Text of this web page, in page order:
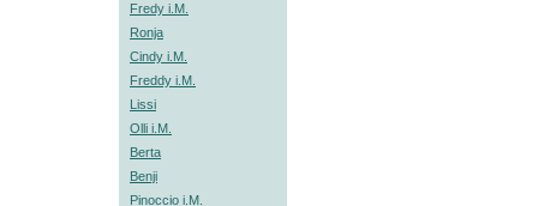
Fredy i.M.
Ronja
Cindy i.M.
Freddy i.M.
Lissi
Olli i.M.
Berta
Benji
Pinoccio i.M.